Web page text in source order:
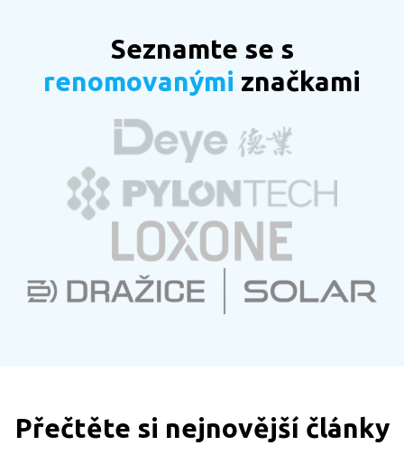
Seznamte se s
renomovanými značkami
Přečtěte si nejnovější články